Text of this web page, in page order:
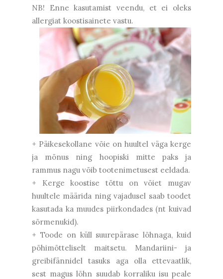
NB! Enne kasutamist veendu, et ei oleks
allergiat koostisainete vastu.
+ Päikesekollane võie on huultel väga kerge
ja mõnus ning hoopiski mitte paks ja
rammus nagu võib tootenimetusest eeldada.
+ Kerge koostise tõttu on võiet mugav
huultele määrida ning vajadusel saab toodet
kasutada ka muudes piirkondades (nt kuivad
sõrmenukid).
+ Toode on küll suurepärase lõhnaga, kuid
põhimõtteliselt maitsetu. Mandariini- ja
greibifännidel tasuks aga olla ettevaatlik,
sest magus lõhn suudab korraliku isu peale